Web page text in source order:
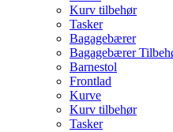
Kurv tilbehør
Tasker
Bagagebærer
Bagagebærer
Barnestol
Frontlad
Kurve
Kurv tilbehør
Tasker